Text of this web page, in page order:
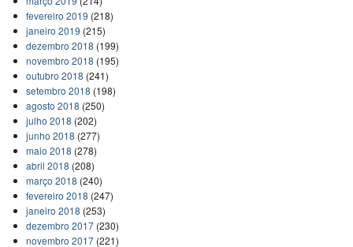
fevereiro 2019 (218)
janeiro 2019 (215)
dezembro 2018 (199)
novembro 2018 (195)
outubro 2018 (241)
setembro 2018 (198)
agosto 2018 (250)
julho 2018 (202)
junho 2018 (277)
maio 2018 (278)
abril 2018 (208)
março 2018 (240)
fevereiro 2018 (247)
janeiro 2018 (253)
dezembro 2017(230)
novembro 2017(221)